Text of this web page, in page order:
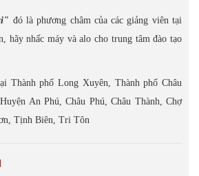
đó là phương châm của các giảng viên tại
hãy nhấc máy và alo cho trung tâm đào tạo
Thành phố Long Xuyên, Thành phố Châu
An Phú, Châu Phú, Châu Thành, Chợ
Tịnh Biên, Tri Tôn